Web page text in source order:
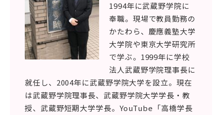
情報公開Ⅰ 情報公開Ⅱ
附属幼稚園・保育園サイ
ト
サイトポリシー
プライバシーポリシー
1994年に武蔵野学院に
奉職。現場で教員勤務の
かたわら、慶應義塾大学
大学院や東京大学研究所
で学ぶ。1999年に学校
法人武蔵野学院理事長に
就任し、2004年に武蔵野学院大学を設立。現在
は武蔵野学院理事長、武蔵野学院大学学長・教
授、武蔵野短期大学学長。YouTube「高橋学長